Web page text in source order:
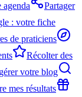
Partager
: votre fiche
de praticiens
Récolter des
votre blog
mes résultats